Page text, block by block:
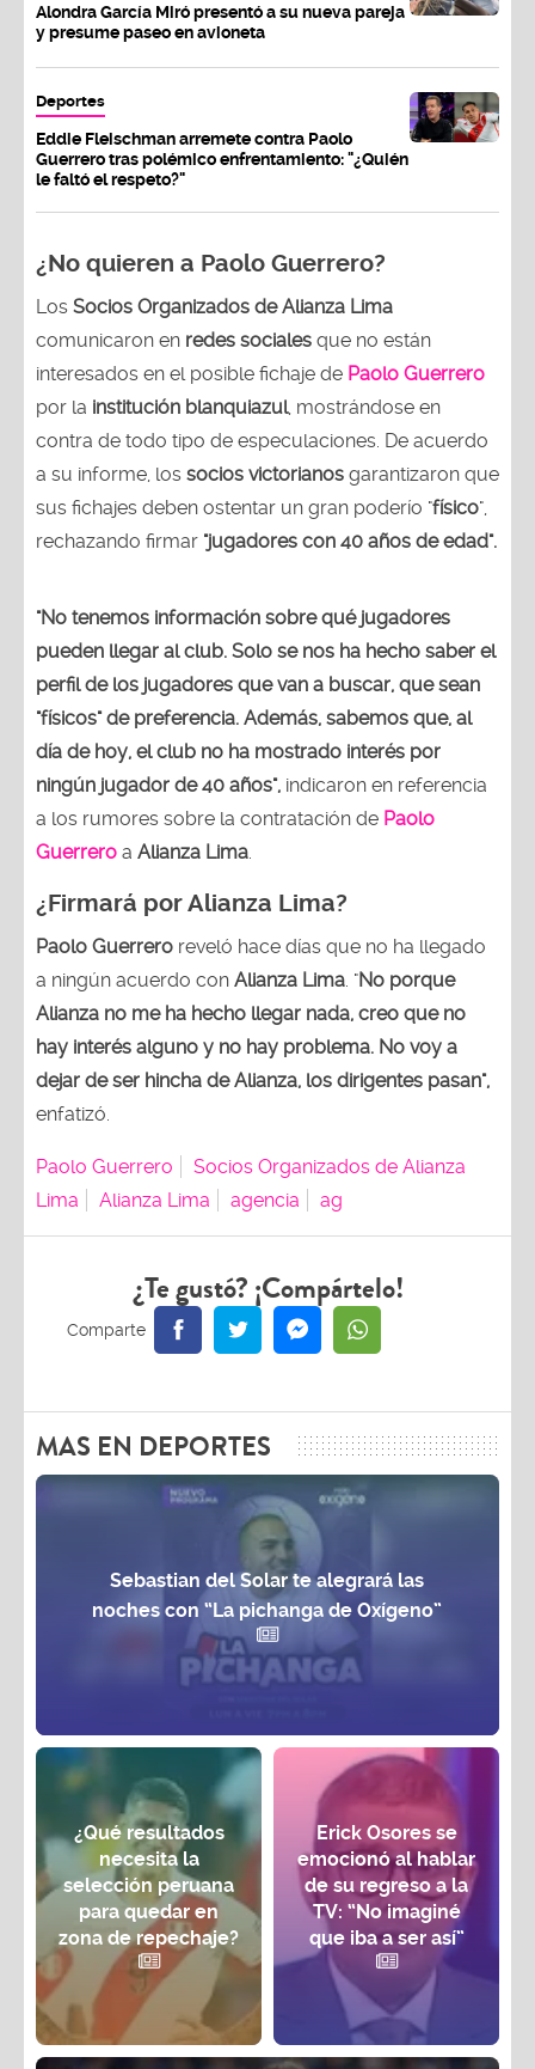
Alondra García Miró presentó a su nueva pareja
y presume paseo en avioneta
Deportes
Eddie Fleischman arremete contra Paolo
Guerrero tras polémico enfrentamiento: "¿Quién
le faltó el respeto?"
¿No quieren a Paolo Guerrero?
Los Socios Organizados de Alianza Lima
comunicaron en redes sociales que no están
interesados en el posible fichaje de Paolo Guerrero
por la institución blanquiazul, mostrándose en
contra de todo tipo de especulaciones. De acuerdo
a su informe, los socios victorianos garantizaron que
sus fichajes deben ostentar un gran poderío "físico",
rechazando firmar "jugadores con 40 años de edad".
"No tenemos información sobre qué jugadores
pueden llegar al club. Solo se nos ha hecho saber el
perfil de los jugadores que van a buscar, que sean
"físicos" de preferencia. Además, sabemos que, al
día de hoy, el club no ha mostrado interés por
ningún jugador de 40 años", indicaron en referencia
a los rumores sobre la contratación de Paolo
Guerrero a Alianza Lima
¿Firmará por Alianza Lima?
Paolo Guerrero reveló hace días que no ha llegado
a ningún acuerdo con Alianza Lima . "No porque
Alianza no me ha hecho llegar nada, creo que no
hay interés alguno y no hay problema. No voy a
dejar de ser hincha de Alianza, los dirigentes pasan",
enfatizó.
Paolo Guerrero
Socios Organizados de Alianza
Lima
Alianza Lima agencia ag
¿Te gustó? ¡Compártelo!
MAS EN DEPORTES
Sebastian del Solar te alegrará las
noches con “La pichanga de Oxígeno”
¿Qué resultados
necesita la
selección peruana
para quedar en
zona de repechaje?
Erick Osores se
emocionó al hablar
de su regreso a la
TV: “No imaginé
que iba a ser así”